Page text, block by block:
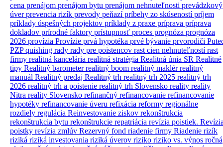
cena prenájom prenájom bytu prenájom nehnuteľnosti prevádzkový
úverprevencia rizík prevody peňazípríbehy zo skúsenostípríjem
príklady úspešných projektov príklady z praxe príprava príprava
dokladov prírodné faktory prístupnosť proces prognóza prognóza
2026 provízia Provízie prvá hypotéka prvé bývanie prvorodiči
PZPquishing rady rady pre poistencov rast cien nehnuteľnostírast
firmy realitná kancelária realitná stratégia Realitná únia SR Realitné
tipy Realitný barometerrealitný boom realitný maklérrealitný
manuál Realitný predaj Realitný trh realitný trh 2025 realitný trh
2026 realitný trh a poistenie realitný trh Slovensko reality reality
Nitra reality Slovensko refinančný refinancovanie refinancovanie
hypotéky refinancovanie úveru refixácia reformy regionálne
rozdiely regulácia Reinvestovanie ziskov rekonštrukcia
rekonštrukcia bytu rekonštrukcie repatriácia revízia poistiek.
poistky revízia zmlúv Rezervný fond riadenie firmy Riadenie rizík
riziká riziká investovania riziká úverov riziko riziko vs. výnos ročná